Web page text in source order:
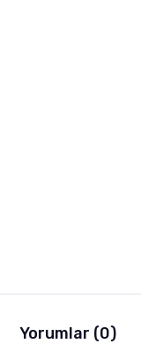
Yorumlar (0)